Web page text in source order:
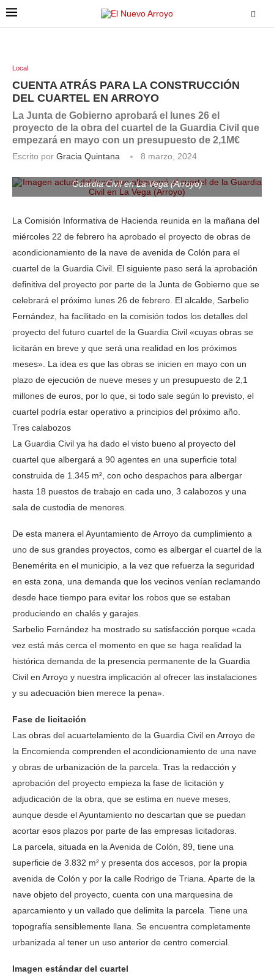
Local
CUENTA ATRÁS PARA LA CONSTRUCCIÓN
DEL CUARTEL EN ARROYO
La Junta de Gobierno aprobará el lunes 26 el
proyecto de la obra del cuartel de la Guardia Civil que
empezará en mayo con un presupuesto de 2,1M€
Escrito por Gracia Quintana
8 marzo, 2024
Guardia Civil en La Vega (Arroyo)
La Comisión Informativa de Hacienda reunida en la mañana del
miércoles 22 de febrero ha aprobado el proyecto de obras de
acondicionamiento de la nave de avenida de Colón para el
cuartel de la Guardia Civil. El siguiente paso será la aprobación
definitiva del proyecto por parte de la Junta de Gobierno que se
celebrará el próximo lunes 26 de febrero. El alcalde, Sarbelio
Fernández, ha facilitado en la comisión todos los detalles del
proyecto del futuro cuartel de la Guardia Civil «cuyas obras se
licitarán en breve y que será una realidad en los próximos
meses». La idea es que las obras se inicien en mayo con un
plazo de ejecución de nueve meses y un presupuesto de 2,1
millones de euros, por lo que, si todo sale según lo previsto, el
cuartel podría estar operativo a principios del próximo año.
Tres calabozos
La Guardia Civil ya ha dado el visto bueno al proyecto del
cuartel que albergará a 90 agentes en una superficie total
construida de 1.345 m², con ocho despachos para albergar
hasta 18 puestos de trabajo en cada uno, 3 calabozos y una
sala de custodia de menores.
De esta manera el Ayuntamiento de Arroyo da cumplimiento a
uno de sus grandes proyectos, como es albergar el cuartel de la
Benemérita en el municipio, a la vez que refuerza la seguridad
en esta zona, una demanda que los vecinos venían reclamando
desde hace tiempo para evitar los robos que se estaban
produciendo en chalés y garajes.
Sarbelio Fernández ha mostrado su satisfacción porque «cada
vez está más cerca el momento en que se haga realidad la
histórica demanda de la presencia permanente de la Guardia
Civil en Arroyo y nuestra implicación al ofrecer las instalaciones
y su adecuación bien merece la pena».
Fase de licitación
Las obras del acuartelamiento de la Guardia Civil en Arroyo de
la Encomienda comprenden el acondicionamiento de una nave
y obras de urbanización de la parcela. Tras la redacción y
aprobación del proyecto empieza la fase de licitación y
adjudicación de la obra, que se estima en nueve meses,
aunque desde el Ayuntamiento no descartan que se puedan
acortar esos plazos por parte de las empresas licitadoras.
La parcela, situada en la Avenida de Colón, 89, tiene una
superficie de 3.832 m² y presenta dos accesos, por la propia
avenida de Colón y por la calle Rodrigo de Triana. Aparte de la
nave objeto del proyecto, cuenta con una marquesina de
aparcamiento y un vallado que delimita la parcela. Tiene una
topografía sensiblemente llana. Se encuentra completamente
urbanizada al tener un uso anterior de centro comercial.
Imagen estándar del cuartel